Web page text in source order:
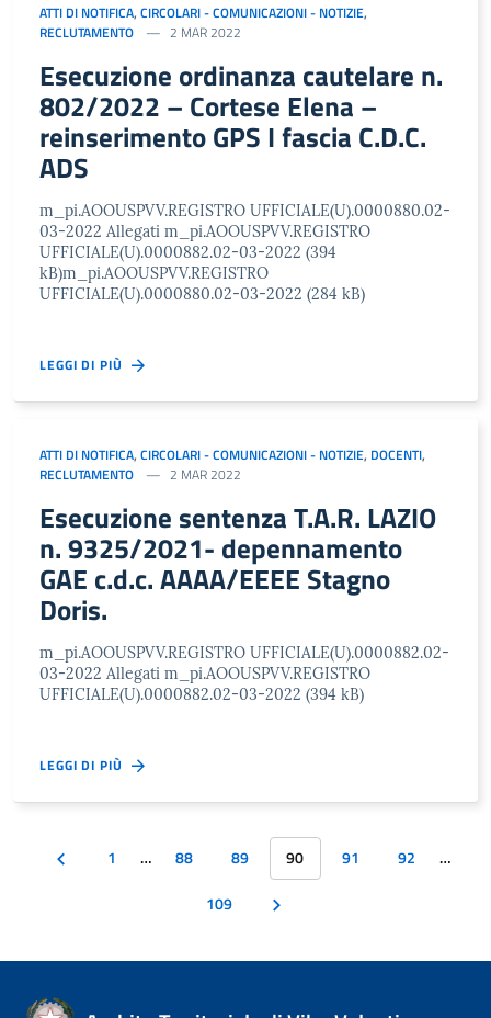
ATTI DI NOTIFICA, CIRCOLARI - COMUNICAZIONI - NOTIZIE,
RECLUTAMENTO
2 MAR 2022
Esecuzione ordinanza cautelare n.
802/2022 – Cortese Elena –
reinserimento GPS I fascia C.D.C.
ADS
m_pi.AOOUSPVV.REGISTRO UFFICIALE(U).0000880.02-
03-2022 Allegati m_pi.AOOUSPVV.REGISTRO
UFFICIALE(U).0000882.02-03-2022 (394
kB)m_pi.AOOUSPVV.REGISTRO
UFFICIALE(U).0000880.02-03-2022 (284 kB)
LEGGI DI PIÙ
ATTI DI NOTIFICA, CIRCOLARI - COMUNICAZIONI - NOTIZIE, DOCENTI,
RECLUTAMENTO
2 MAR 2022
Esecuzione sentenza T.A.R. LAZIO
n. 9325/2021- depennamento
GAE c.d.c. AAAA/EEEE Stagno
Doris.
m_pi.AOOUSPVV.REGISTRO UFFICIALE(U).0000882.02-
03-2022 Allegati m_pi.AOOUSPVV.REGISTRO
UFFICIALE(U).0000882.02-03-2022 (394 kB)
LEGGI DI PIÙ
1 … 88 89 90 91 92
…
109